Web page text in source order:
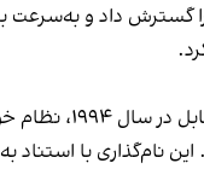
گسترش داد و به‌سرعت
طالبان پس از تصرف
نام‌گذاری با استناد